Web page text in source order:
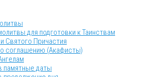
для подготовки к Таинствам
Святого Причастия
соглашению (Акафисты)
памятные даты